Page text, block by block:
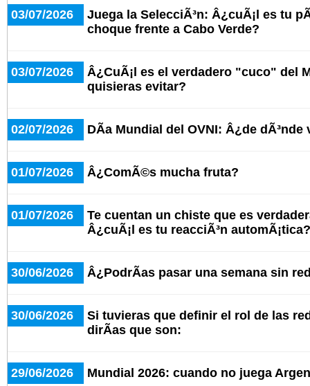
03/07/2026
Juega la SelecciÃ³n: Â¿cuÃ¡l es tu
choque frente a Cabo Verde?
03/07/2026
Â¿CuÃ¡l es el verdadero "cuco" del
quisieras evitar?
02/07/2026 DÃ­a Mundial del OVNI: Â¿de dÃ³nde
01/07/2026 Â¿ComÃ©s mucha fruta?
01/07/2026
Te cuentan un chiste que es
Â¿cuÃ¡l es tu reacciÃ³n automÃ¡tica?
30/06/2026 Â¿PodrÃ­as pasar una semana sin
30/06/2026
Si tuvieras que definir el rol de las
dirÃ­as que son:
29/06/2026 Mundial 2026: cuando no juega